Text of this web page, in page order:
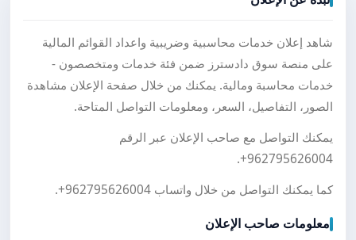
شاهد إعلان خدمات محاسبية وضريبية واعداد القوائم المالية
على منصة سوق دادسترز ضمن فئة خدمات ومتخصصون -
خدمات محاسبة ومالية. يمكنك من خلال صفحة الإعلان مشاهدة
الصور، التفاصيل، السعر، ومعلومات التواصل المتاحة.
يمكنك التواصل مع صاحب الإعلان عبر الرقم
+962795626004
.
كما يمكنك التواصل من خلال واتساب +962795626004
.
معلومات صاحب الإعلان